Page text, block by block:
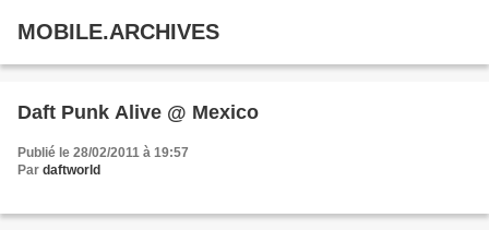
MOBILE.ARCHIVES
Daft Punk Alive @ Mexico
Publié le 28/02/2011 à 19:57
Par daftworld